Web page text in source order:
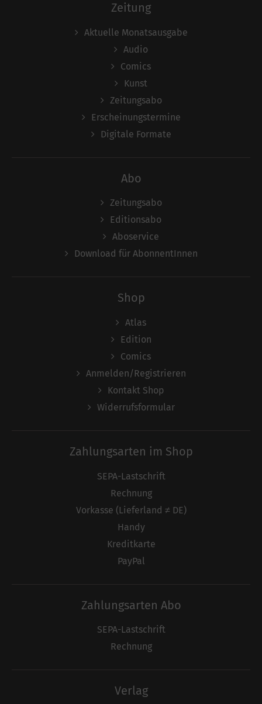
Zeitung
Aktuelle Monatsausgabe
Audio
Comics
Kunst
Zeitungsabo
Erscheinungstermine
Digitale Formate
Abo
Zeitungsabo
Editionsabo
Aboservice
Download für AbonnentInnen
Shop
Atlas
Edition
Comics
Anmelden/Registrieren
Kontakt Shop
Widerrufsformular
Zahlungsarten im Shop
SEPA-Lastschrift
Rechnung
Vorkasse (Lieferland ≠ DE)
Handy
Kreditkarte
PayPal
Zahlungsarten Abo
SEPA-Lastschrift
Rechnung
Verlag